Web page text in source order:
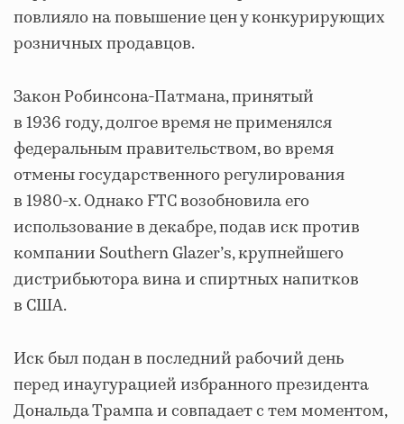
повлияло на повышение цен у конкурирующих
розничных продавцов.
Закон Робинсона-Патмана, принятый
в 1936 году, долгое время не применялся
федеральным правительством, во время
отмены государственного регулирования
в 1980-х. Однако FTC возобновила его
использование в декабре, подав иск против
компании Southern Glazer’s, крупнейшего
дистрибьютора вина и спиртных напитков
в США.
Иск был подан в последний рабочий день
перед инаугурацией избранного президента
Дональда Трампа и совпадает с тем моментом,